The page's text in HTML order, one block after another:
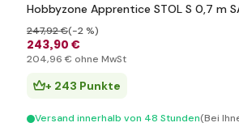
Hobbyzone Apprentice STOL S 0,7 m
243,90 €
247,92 €(-2 %)
204,96 € ohne MwSt
+ 243 Punkte
Versand innerhalb von 48 Stunden(Bei